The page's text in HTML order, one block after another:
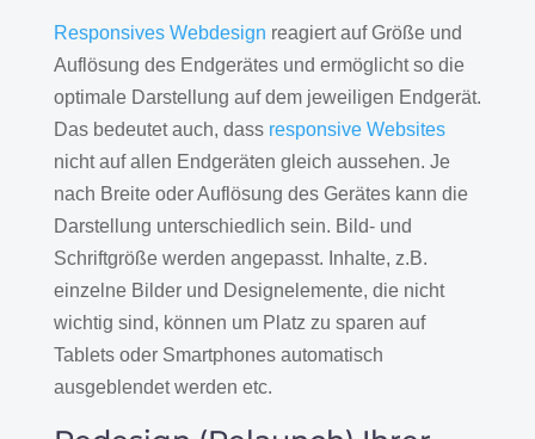
Responsives Webdesign reagiert auf Größe und
Auflösung des Endgerätes und ermöglicht so die
optimale Darstellung auf dem jeweiligen Endgerät.
Das bedeutet auch, dass responsive Websites
nicht auf allen Endgeräten gleich aussehen. Je
nach Breite oder Auflösung des Gerätes kann die
Darstellung unterschiedlich sein. Bild- und
Schriftgröße werden angepasst. Inhalte, z.B.
einzelne Bilder und Designelemente, die nicht
wichtig sind, können um Platz zu sparen auf
Tablets oder Smartphones automatisch
ausgeblendet werden etc.